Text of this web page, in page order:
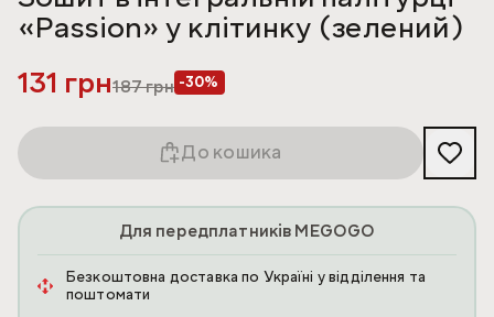
«Passion» у клітинку (зелений)
131 грн187грн -30%
До кошика
Для передплатників MEGOGO
Безкоштовна доставка по Україні у відділення та
поштомати